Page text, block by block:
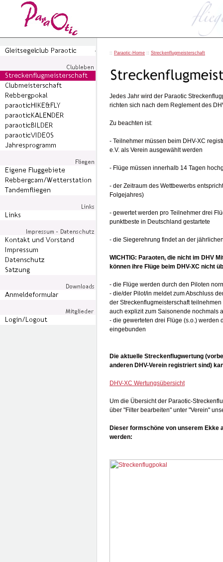
:: Paraotic-Home :: Streckenflugmeisterschaft
Jedes Jahr wird der Paraotic
richten sich nach dem Reglement des
Zu beachten ist:
- Teilnehmer müssen beim DHV-XC
e.V. als Verein ausgewählt werden
- Flüge müssen innerhalb 14 Tagen
- der Zeitraum des Wettbewerbs
Folgejahres)
- gewertet werden pro Teilnehmer drei
punktbeste in Deutschland gestartete
- die Siegerehrung findet an der
WICHTIG: Paraoten, die nicht im DHV
können ihre Flüge beim DHV-XC nicht
- die Flüge werden durch den Piloten
- die/der Pilot/in meldet zum Abschluss
der Streckenflugmeisterschaft
auch explizit zum Saisonende nochmals
- die gewerteten drei Flüge (s.o.) werden
eingebunden
Die aktuelle Streckenflugwertung
anderen DHV-Verein registriert sind)
DHV-XC Wertungsübersicht
Um die Übersicht der Paraotic-
über "Filter bearbeiten" unter "Verein"
Dieser formschöne von unserem Ekke
werden: